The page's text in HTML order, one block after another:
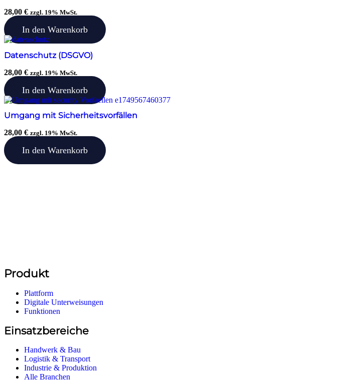
28,00 € zzgl. 19% MwSt.
In den Warenkorb
Datenschutz (DSGVO)
28,00 € zzgl. 19% MwSt.
In den Warenkorb
Umgang mit Sicherheitsvorfällen
28,00 € zzgl. 19% MwSt.
In den Warenkorb
Produkt
Plattform
Digitale Unterweisungen
Funktionen
Einsatzbereiche
Handwerk & Bau
Logistik & Transport
Industrie & Produktion
Alle Branchen